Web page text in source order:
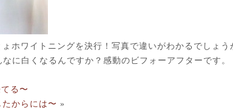
ホワイトニングを決行！写真で違いがわかるでしょう
に白くなるんですか？感動のビフォーアフターです。
る〜
からには〜 »